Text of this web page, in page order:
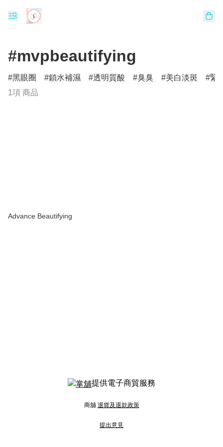
#mvpbeautifying
黑眼圈 鎖水補濕 透明質酸 臭臭 美白淡斑
緊
1項 商品
Advance Beautifying
提供電子商貿服務
商舖 退貨及退款政策
提出意見